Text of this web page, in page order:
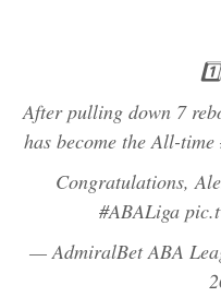
After pulling down 7
has become the All-time
Congratulations,
#ABALiga
— AdmiralBet ABA